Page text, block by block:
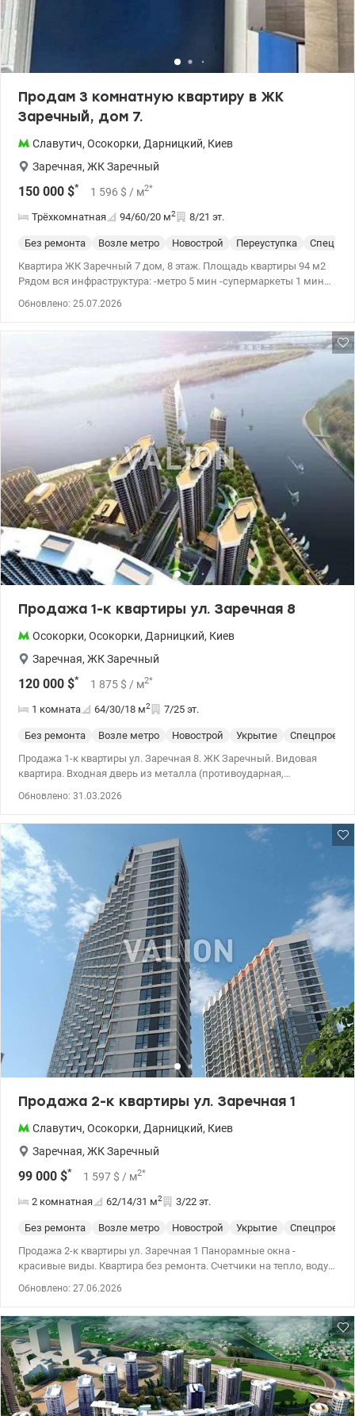
Продам 3 комнатную квартиру в ЖК
Заречный, дом 7.
Славутич, Осокорки, Дарницкий, Киев
Заречная, ЖК Заречный
150 000 $* 1 596 $ / м2*
Трёхкомнатная 94/60/20 м2 8/21 эт.
Без ремонта Возле метро Новострой Переуступка
Квартира ЖК Заречный 7 дом, 8 этаж. Площадь квартиры 94 м2
Рядом вся инфраструктура: -метро 5 мин -супермаркеты 1 мин
линии Днепра. Развитая инфраструктура, придомовая
территория с контролем доступа. На территории кафе,
рестораны, пешеходные зоны для прогулок, супермаркеты, ТРЦ
Тел.(044) 200-10-80 valion.ua/1090471
Обновлено: 25.07.2026
Продажа 1-к квартиры ул. Заречная 8
Осокорки, Осокорки, Дарницкий, Киев
Заречная, ЖК Заречный
120 000 $* 1 875 $ / м2*
1 комната 64/30/18 м2 7/25 эт.
Без ремонта Возле метро Новострой Укрытие
Спецпроект
Продажа 1-к квартиры ул. Заречная 8. ЖК Заречный. Видовая
квартира. Входная дверь из металла (противоударная,
паркинг. 044 200 10 80 valion.ua/1079125
Обновлено: 31.03.2026
Продажа 2-к квартиры ул. Заречная 1
Славутич, Осокорки, Дарницкий, Киев
Заречная, ЖК Заречный
99 000 $* 1 597 $ / м2*
2 комнатная 62/14/31 м2 3/22 эт.
Без ремонта Возле метро Новострой Укрытие
Спецпроект
Продажа 2-к квартиры ул. Заречная 1 Панорамные окна -
красивые виды. Квартира без ремонта. Счетчики на тепло, воду
площадка и поле для мини футбола. Метро Славутич в 5
минутах пешком. 044 200 10 80 valion.ua/1063745
Обновлено: 27.06.2026